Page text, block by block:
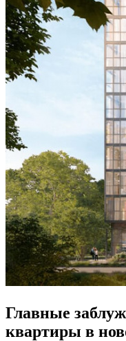
Главные
квартиры в